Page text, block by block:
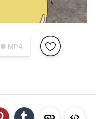
● MP4